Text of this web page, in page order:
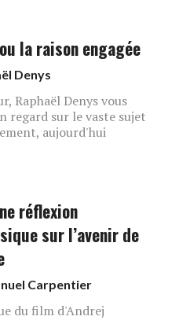
la raison engagée
Denys
Raphaël Denys vous
regard sur le vaste sujet
aujourd'hui
réflexion
sur l’avenir de
Carpentier
du film d'Andrej